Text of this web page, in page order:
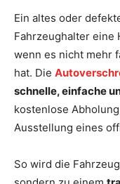
Ein altes oder
Fahrzeughalter eine
wenn es nicht mehr
hat. Die
schnelle, einfache
kostenlose
Ausstellung eines
So wird die